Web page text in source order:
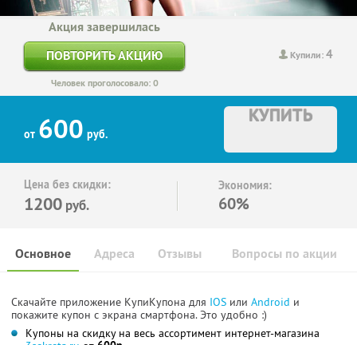
Купили:4
Акция завершилась
ПОВТОРИТЬ АКЦИЮ
Человек проголосовало: 0
от 600 руб.
КУПИТЬ
Цена без скидки:
1200 руб.
Экономия:
60%
Основное Отзывы Вопросы по акции
Адреса
Скачайте приложение КупиКупона для IOS или Android и
покажите купон с экрана смартфона. Это удобно :)
Купоны на скидку на весь ассортимент интернет-магазина